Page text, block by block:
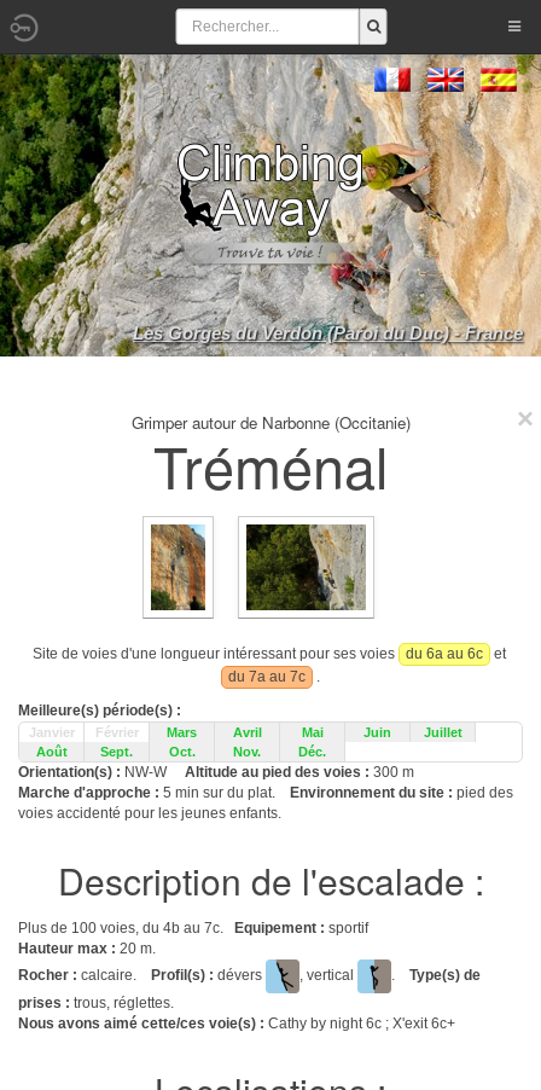
Les Gorges du Verdon (Paroi du Duc) - France
Grimper autour de Narbonne (Occitanie)
Tréménal
Site de voies d'une longueur intéressant pour ses voies du 6a au 6c
et
du 7a au 7c
.
Meilleure(s) période(s) :
Janvier Février Mars Avril Mai Juin
Juillet
Août
Sept. Oct. Nov. Déc.
Orientation(s) : NW-W Altitude au pied des voies : 300 m
Marche d'approche : 5 min sur du plat. Environnement du site : pied des
voies accidenté pour les jeunes enfants.
Description de l'escalade :
Plus de 100 voies, du 4b au 7c. Equipement : sportif
Hauteur max : 20 m.
Rocher : calcaire. Profil(s) : dévers , vertical . Type(s) de
prises : trous, réglettes.
Nous avons aimé cette/ces voie(s) : Cathy by night 6c ; X'exit 6c+